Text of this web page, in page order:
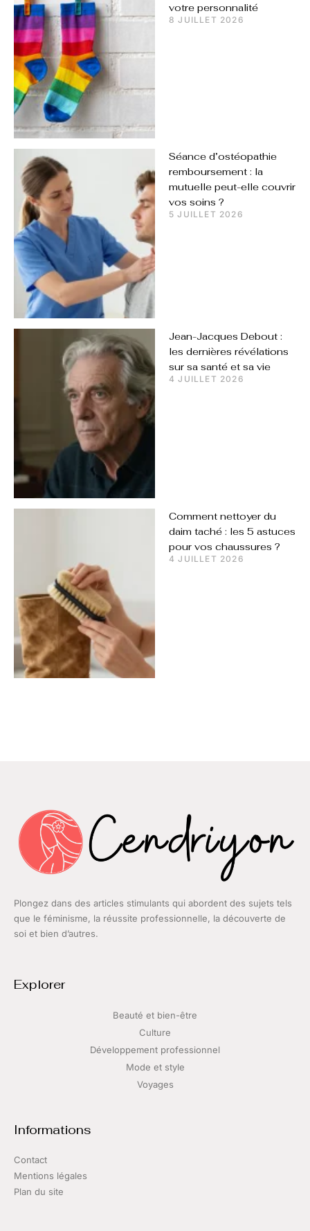
votre personnalité
8 JUILLET 2026
Séance d’ostéopathie
remboursement : la
mutuelle peut-elle couvrir
vos soins ?
5 JUILLET 2026
Jean-Jacques Debout :
les dernières révélations
sur sa santé et sa vie
4 JUILLET 2026
Comment nettoyer du
daim taché : les 5 astuces
pour vos chaussures ?
4 JUILLET 2026
Plongez dans des articles stimulants qui abordent des sujets tels
que le féminisme, la réussite professionnelle, la découverte de
soi et bien d’autres.
Explorer
Beauté et bien-être
Culture
Développement professionnel
Mode et style
Voyages
Informations
Contact
Mentions légales
Plan du site